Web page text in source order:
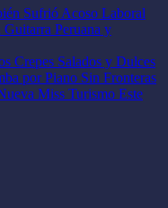
Sufrió Acoso Laboral
Peruana y
Crepes Salados y Dulces
por Piano Sin Fronteras
Miss Turismo Este